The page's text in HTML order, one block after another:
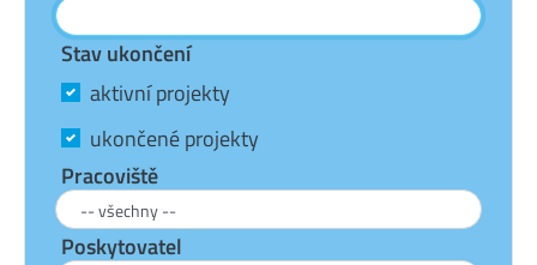
Stav ukončení
aktivní projekty
ukončené projekty
Pracoviště
Poskytovatel